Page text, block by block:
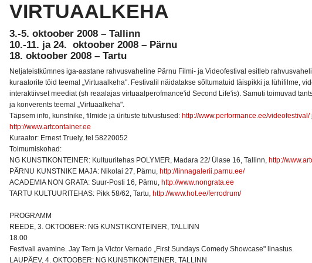
VIRTUAALKEHA
3.-5. oktoober 2008 – Tallinn
10.-11. ja 24. oktoober 2008 – Pärnu
18. oktoober 2008 – Tartu
Neljateistkümnes iga-aastane rahvusvaheline Pärnu Filmi- ja Videofestival esitleb
kuraatorite töid teemal „Virtuaalkeha". Festivalil näidatakse sõltumatuid täispikki ja lühifilme,
interaktiivset meediat (sh reaalajas virtuaalperofmance'id Second Life'is). Samuti toimuvad
ja konverents teemal „Virtuaalkeha".
Täpsem info, kunstnike, filmide ja ürituste tutvustused: http://www.performance.ee/videofestival/
http://www.artcontainer.ee
Kuraator: Ernest Truely, tel 58220052
Toimumiskohad:
NG KUNSTIKONTEINER: Kultuuritehas POLYMER, Madara 22/ Ülase 16, Tallinn, http://
PÄRNU KUNSTNIKE MAJA: Nikolai 27, Pärnu, http://linnagalerii.parnu.ee/
ACADEMIA NON GRATA: Suur-Posti 16, Pärnu, http://www.nongrata.ee
TARTU KULTUURITEHAS: Pikk 58/62, Tartu, http://www.hot.ee/ferrodrum/
PROGRAMM
REEDE, 3. OKTOOBER: NG KUNSTIKONTEINER, TALLINN
18.00
Festivali avamine. Jay Tern ja Victor Vernado „First Sundays Comedy Showcase" linastus.
LAUPÄEV, 4. OKTOOBER: NG KUNSTIKONTEINER, TALLINN